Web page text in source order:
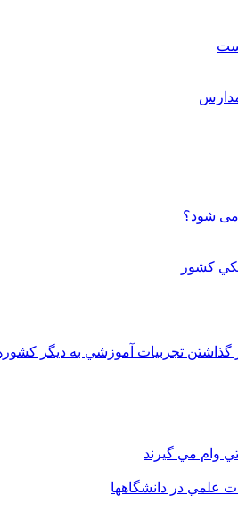
می شود؟
گذاشتن تجربيات آموزشي به ديگر
وام مي گيرند
علمي در دانشگاهها